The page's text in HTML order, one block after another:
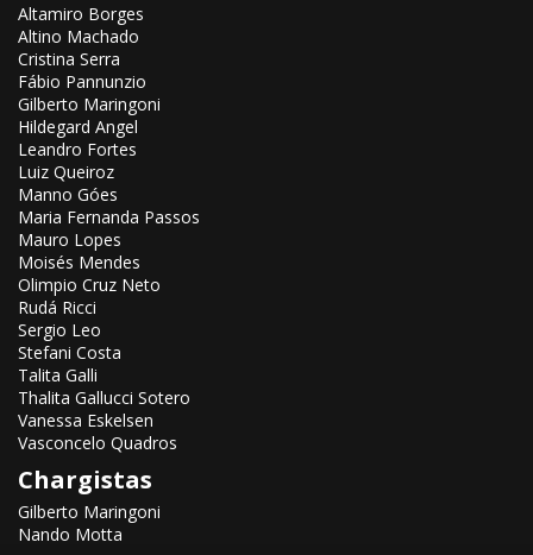
Altamiro Borges
Altino Machado
Cristina Serra
Fábio Pannunzio
Gilberto Maringoni
Hildegard Angel
Leandro Fortes
Luiz Queiroz
Manno Góes
Maria Fernanda Passos
Mauro Lopes
Moisés Mendes
Olimpio Cruz Neto
Rudá Ricci
Sergio Leo
Stefani Costa
Talita Galli
Thalita Gallucci Sotero
Vanessa Eskelsen
Vasconcelo Quadros
Chargistas
Gilberto Maringoni
Nando Motta